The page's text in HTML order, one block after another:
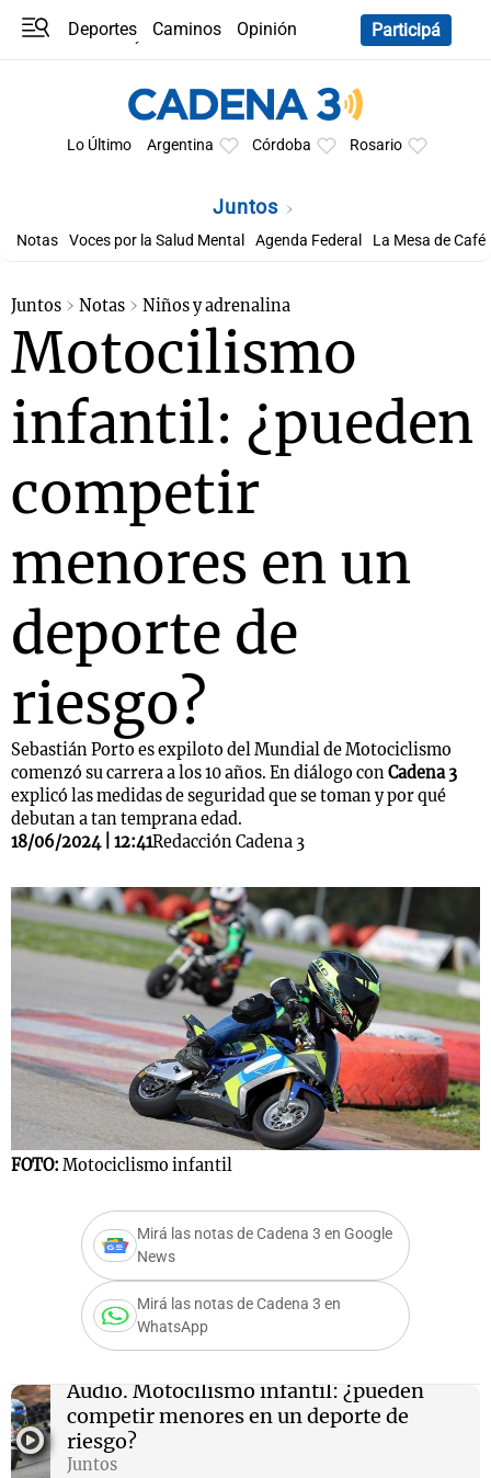
Deportes Caminos
Opinión
Participá
Lo Último Argentina Córdoba Rosario
Juntos
Notas Voces por la Salud Mental Agenda Federal La Mesa de Café
Juntos Notas Niños y adrenalina
Motocilismo
infantil: ¿pueden
competir
menores en un
deporte de
riesgo?
Sebastián Porto es expiloto del Mundial de Motociclismo
comenzó su carrera a los 10 años. En diálogo conCadena 3
explicó las medidas de seguridad que se toman y por qué
debutan a tan temprana edad.
18/06/2024 | 12:41Redacción Cadena 3
FOTO: Motociclismo infantil
Mirá las notas de Cadena 3 en Google
News
Mirá las notas de Cadena 3 en
WhatsApp
Audio. Motocilismo infantil: ¿pueden
competir menores en un deporte de
riesgo?
Juntos
Notas
Mundial 2026
Notas
La Sole en
Cadena 3